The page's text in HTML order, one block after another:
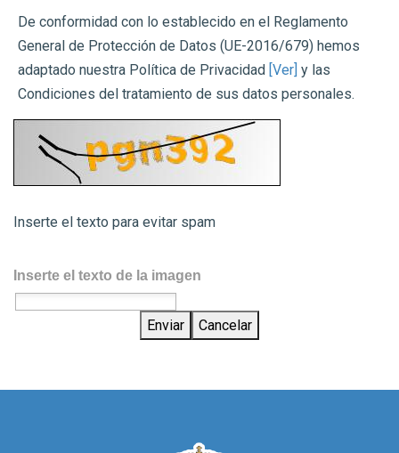
De conformidad con lo establecido en el Reglamento
General de Protección de Datos (UE-2016/679) hemos
adaptado nuestra Política de Privacidad [Ver] y las
Condiciones del tratamiento de sus datos personales.
Inserte el texto para evitar spam
Inserte el texto de la imagen
Enviar Cancelar